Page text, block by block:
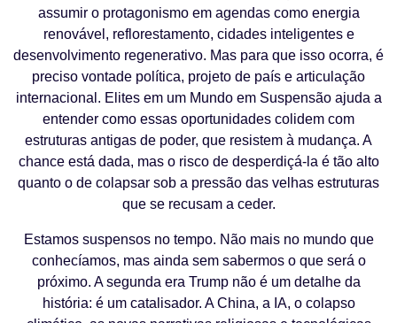
assumir o protagonismo em agendas como energia
renovável, reflorestamento, cidades inteligentes e
desenvolvimento regenerativo. Mas para que isso ocorra, é
preciso vontade política, projeto de país e articulação
internacional. Elites em um Mundo em Suspensão ajuda a
entender como essas oportunidades colidem com
estruturas antigas de poder, que resistem à mudança. A
chance está dada, mas o risco de desperdiçá-la é tão alto
quanto o de colapsar sob a pressão das velhas estruturas
que se recusam a ceder.
Estamos suspensos no tempo. Não mais no mundo que
conhecíamos, mas ainda sem sabermos o que será o
próximo. A segunda era Trump não é um detalhe da
história: é um catalisador. A China, a IA, o colapso